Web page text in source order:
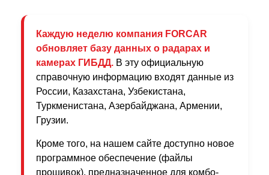
Каждую неделю компания FORCAR
обновляет базу данных о радарах и
камерах ГИБДД. В эту официальную
справочную информацию входят данные из
России, Казахстана, Узбекистана,
Туркменистана, Азербайджана, Армении,
Грузии.
Кроме того, на нашем сайте доступно новое
программное обеспечение (файлы
прошивок), предназначенное для комбо-